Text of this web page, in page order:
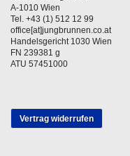
A-1010 Wien
Tel. +43 (1) 512 12 99
office[at]jungbrunnen.co.at
Handelsgericht 1030 Wien
FN 239381 g
ATU 57451000
Vertrag widerrufen